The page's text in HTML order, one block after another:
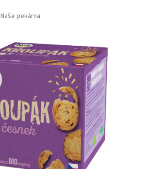
Naše pekárna